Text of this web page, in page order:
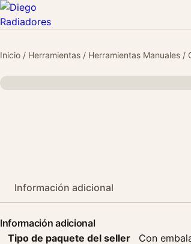
Inicio / Herramientas / Herramientas Manuales /
Información adicional
Información adicional
Tipo de paquete del seller
Con